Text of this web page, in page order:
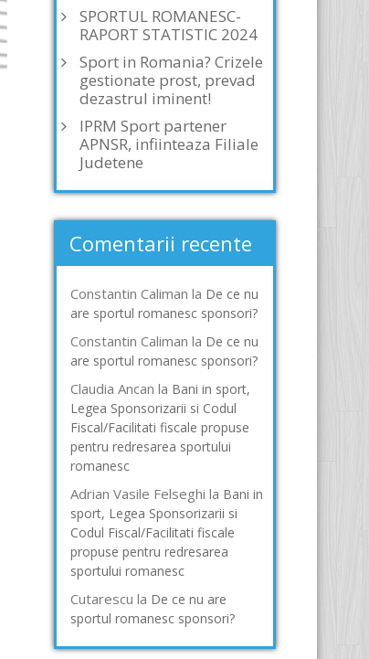
SPORTUL ROMANESC-
RAPORT STATISTIC 2024
Sport in Romania? Crizele
gestionate prost, prevad
dezastrul iminent!
IPRM Sport partener
APNSR, infiinteaza Filiale
Judetene
Comentarii recente
Constantin Caliman la De ce nu
are sportul romanesc sponsori?
Constantin Caliman la De ce nu
are sportul romanesc sponsori?
Claudia Ancan la Bani in sport,
Legea Sponsorizarii si Codul
Fiscal/Facilitati fiscale propuse
pentru redresarea sportului
romanesc
Adrian Vasile Felseghi la Bani in
sport, Legea Sponsorizarii si
Codul Fiscal/Facilitati fiscale
propuse pentru redresarea
sportului romanesc
Cutarescu la De ce nu are
sportul romanesc sponsori?